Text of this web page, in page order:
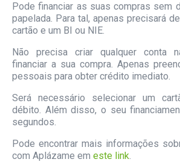
Pode financiar as suas compras sem
papelada. Para tal, apenas precisará
cartão e um BI ou NIE.
Não precisa criar qualquer conta
financiar a sua compra. Apenas
pessoais para obter crédito imediato.
Será necessário selecionar um
débito. Além disso, o seu
segundos.
Pode encontrar mais informações
com Aplázame em este link.